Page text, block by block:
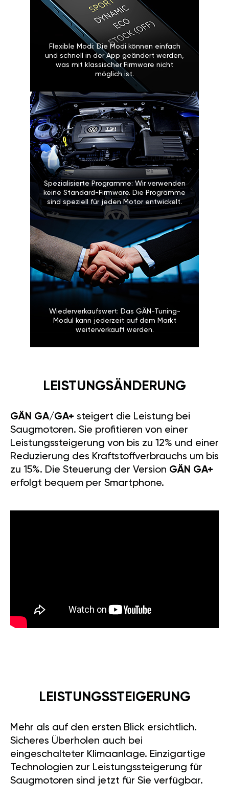
Flexible Modi: Die Modi können einfach
und schnell in der App geändert werden,
was mit klassischer Firmware nicht
möglich ist.
Spezialisierte Programme: Wir verwenden
keine Standard-Firmware. Die Programme
sind speziell für jeden Motor entwickelt.
Wiederverkaufswert: Das GÄN-Tuning-
Modul kann jederzeit auf dem Markt
weiterverkauft werden.
LEISTUNGSÄNDERUNG
GÄN GA/GA+ steigert die Leistung bei
Saugmotoren. Sie profitieren von einer
Leistungssteigerung von bis zu 12% und einer
Reduzierung des Kraftstoffverbrauchs um bis
zu 15%. Die Steuerung der Version GÄN GA+
erfolgt bequem per Smartphone.
LEISTUNGSSTEIGERUNG
Mehr als auf den ersten Blick ersichtlich.
Sicheres Überholen auch bei
eingeschalteter Klimaanlage. Einzigartige
Technologien zur Leistungssteigerung für
Saugmotoren sind jetzt für Sie verfügbar.